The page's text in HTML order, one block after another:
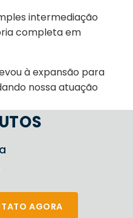
intermediação
completa em
à expansão para
nossa atuação
AGORA